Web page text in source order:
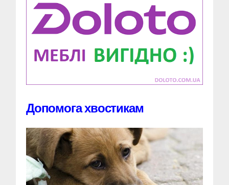
Допомога хвостикам